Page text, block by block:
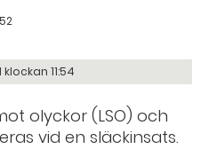
klockan 11:54
olyckor (LSO) och
vid en släckinsats.